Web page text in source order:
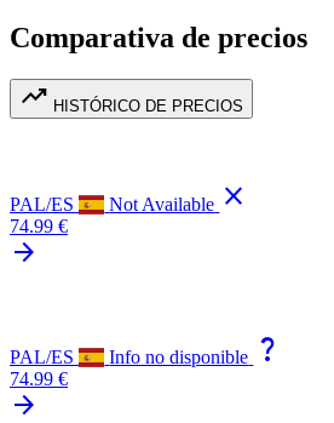
Comparativa de precios
trending_up HISTÓRICO DE PRECIOS
PAL/ES Not Available close
74.99 €
arrow_forward
PAL/ES Info no disponible question_mark
74.99 €
arrow_forward